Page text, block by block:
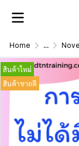
Home ...
สินค้าใหม่
สินค้าขายดี